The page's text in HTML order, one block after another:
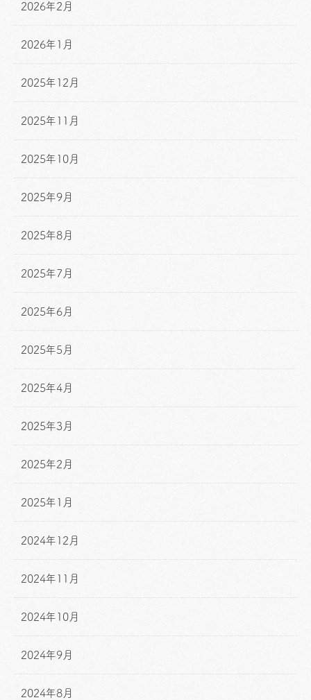
2026年2月
2026年1月
2025年12月
2025年11月
2025年10月
2025年9月
2025年8月
2025年7月
2025年6月
2025年5月
2025年4月
2025年3月
2025年2月
2025年1月
2024年12月
2024年11月
2024年10月
2024年9月
2024年8月